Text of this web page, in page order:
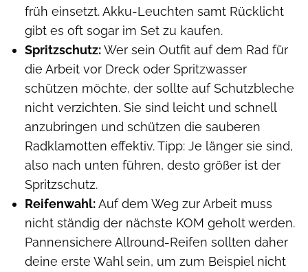
früh einsetzt. Akku-Leuchten samt Rücklicht
gibt es oft sogar im Set zu kaufen.
Spritzschutz:Wer sein Outfit auf dem Rad für
die Arbeit vor Dreck oder Spritzwasser
schützen möchte, der sollte auf Schutzbleche
nicht verzichten. Sie sind leicht und schnell
anzubringen und schützen die sauberen
Radklamotten effektiv. Tipp: Je länger sie sind,
also nach unten führen, desto größer ist der
Spritzschutz.
Reifenwahl:Auf dem Weg zur Arbeit muss
nicht ständig der nächste KOM geholt werden.
Pannensichere Allround-Reifen sollten daher
deine erste Wahl sein, um zum Beispiel nicht